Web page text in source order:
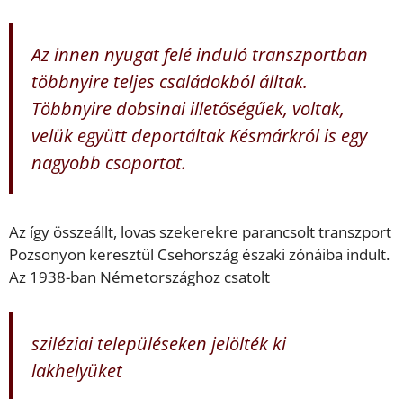
Az innen nyugat felé induló transzportban
többnyire teljes családokból álltak.
Többnyire dobsinai illetőségűek, voltak,
velük együtt deportáltak Késmárkról is egy
nagyobb csoportot.
Az így összeállt, lovas szekerekre parancsolt transzport
Pozsonyon keresztül Csehország északi zónáiba indult.
Az 1938-ban Németországhoz csatolt
sziléziai településeken jelölték ki
lakhelyüket